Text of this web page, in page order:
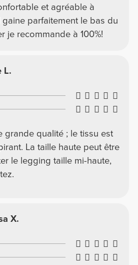
et agréable à
parfaitement le bas du
je recommande à 100%!
L.
grande qualité ; le tissu est
La taille haute peut être
le legging taille mi-haute,
X.